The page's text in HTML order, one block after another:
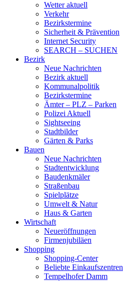
Wetter aktuell
Verkehr
Bezirkstermine
Sicherheit & Prävention
Internet Security
SEARCH – SUCHEN
Bezirk
Neue Nachrichten
Bezirk aktuell
Kommunalpolitik
Bezirkstermine
Ämter – PLZ – Parken
Polizei Aktuell
Sightseeing
Stadtbilder
Gärten & Parks
Bauen
Neue Nachrichten
Stadtentwicklung
Baudenkmäler
Straßenbau
Spielplätze
Umwelt & Natur
Haus & Garten
Wirtschaft
Neueröffnungen
Firmenjubiläen
Shopping
Shopping-Center
Beliebte Einkaufszentren
Tempelhofer Damm